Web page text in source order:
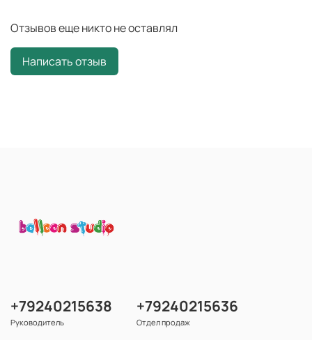
Отзывов еще никто не оставлял
Написать отзыв
+79240215638
Руководитель
+79240215636
Отдел продаж